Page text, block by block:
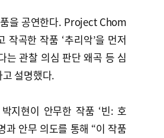
을 공연한다. Project Chom
곡한 작품 ‘추리악’을 먼저
는 관찰 의심 판단 왜곡 등 심
설명했다.
지현이 안무한 작품 ‘빈: 호
과 안무 의도를 통해 “이 작품